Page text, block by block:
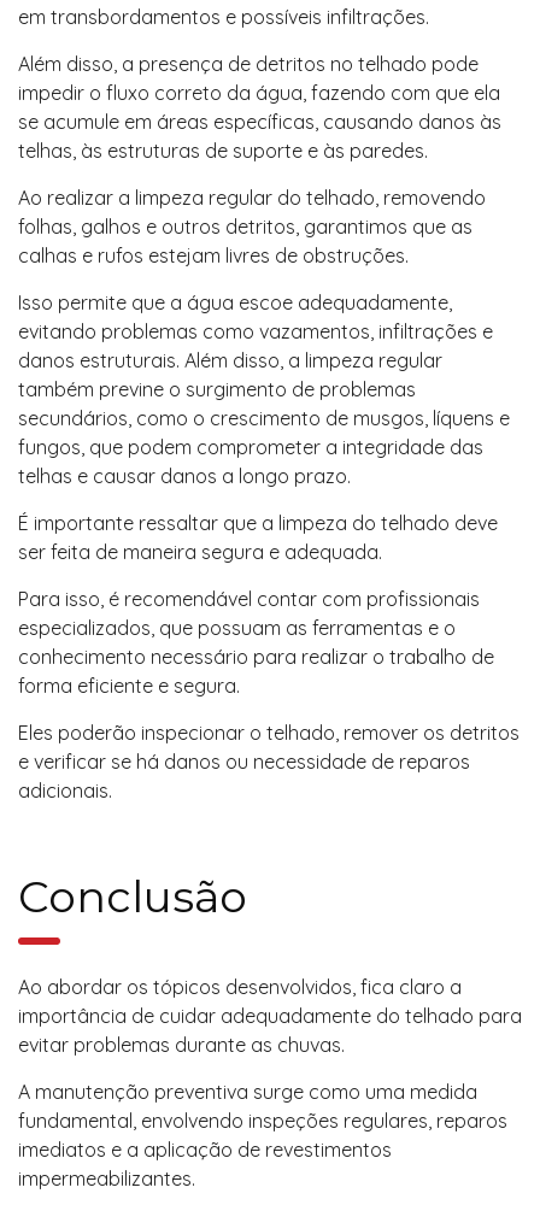
em transbordamentos e possíveis infiltrações.
Além disso, a presença de detritos no telhado pode
impedir o fluxo correto da água, fazendo com que ela
se acumule em áreas específicas, causando danos às
telhas, às estruturas de suporte e às paredes.
Ao realizar a limpeza regular do telhado, removendo
folhas, galhos e outros detritos, garantimos que as
calhas e rufos estejam livres de obstruções.
Isso permite que a água escoe adequadamente,
evitando problemas como vazamentos, infiltrações e
danos estruturais. Além disso, a limpeza regular
também previne o surgimento de problemas
secundários, como o crescimento de musgos, líquens e
fungos, que podem comprometer a integridade das
telhas e causar danos a longo prazo.
É importante ressaltar que a limpeza do telhado deve
ser feita de maneira segura e adequada.
Para isso, é recomendável contar com profissionais
especializados, que possuam as ferramentas e o
conhecimento necessário para realizar o trabalho de
forma eficiente e segura.
Eles poderão inspecionar o telhado, remover os detritos
e verificar se há danos ou necessidade de reparos
adicionais.
Conclusão
Ao abordar os tópicos desenvolvidos, fica claro a
importância de cuidar adequadamente do telhado para
evitar problemas durante as chuvas.
A manutenção preventiva surge como uma medida
fundamental, envolvendo inspeções regulares, reparos
imediatos e a aplicação de revestimentos
impermeabilizantes.